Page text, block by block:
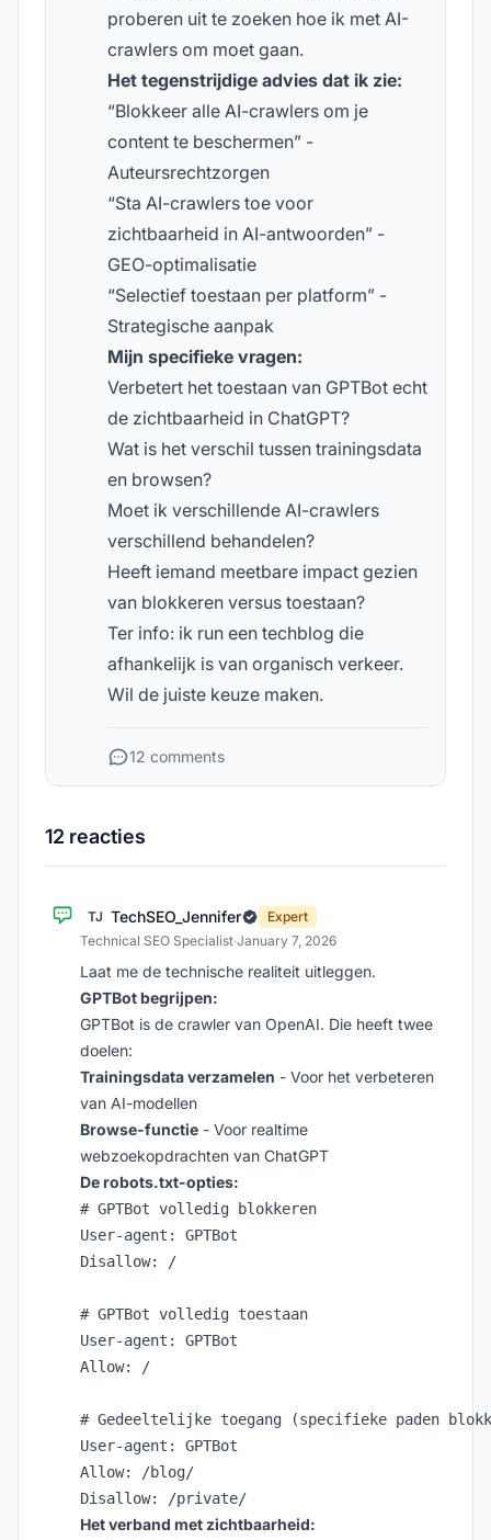
proberen uit te zoeken hoe ik met AI-
crawlers om moet gaan.
Het tegenstrijdige advies dat ik zie:
“Blokkeer alle AI-crawlers om je
content te beschermen” -
Auteursrechtzorgen
“Sta AI-crawlers toe voor
zichtbaarheid in AI-antwoorden” -
GEO-optimalisatie
“Selectief toestaan per platform” -
Strategische aanpak
Mijn specifieke vragen:
Verbetert het toestaan van GPTBot echt
de zichtbaarheid in ChatGPT?
Wat is het verschil tussen trainingsdata
en browsen?
Moet ik verschillende AI-crawlers
verschillend behandelen?
Heeft iemand meetbare impact gezien
van blokkeren versus toestaan?
Ter info: ik run een techblog die
afhankelijk is van organisch verkeer.
Wil de juiste keuze maken.
12 comments
12 reacties
TJ TechSEO_Jennifer
Expert
Technical SEO Specialist·January 7, 2026
Laat me de technische realiteit uitleggen.
GPTBot begrijpen:
GPTBot is de crawler van OpenAI. Die heeft twee
doelen:
Trainingsdata verzamelen - Voor het verbeteren
van AI-modellen
Browse-functie - Voor realtime
webzoekopdrachten van ChatGPT
De robots.txt-opties:
# GPTBot volledig blokkeren
User-agent: GPTBot
Disallow: /
# GPTBot volledig toestaan
User-agent: GPTBot
Allow: /
# Gedeeltelijke toegang (specifieke paden
User-agent: GPTBot
Allow: /blog/
Het verband met zichtbaarheid: